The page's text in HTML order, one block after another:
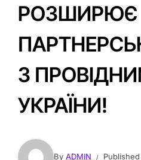
РОЗШИРЮЄ
З
УКРАЇНИ!
By ADMIN Published